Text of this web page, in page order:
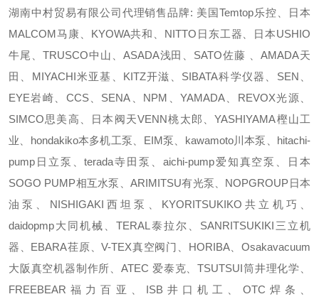
湖南中村贸易有限公司代理销售品牌: 美国Temtop乐控、日本
MALCOM马康、KYOWA共和、NITTO日东工器、日本USHIO
牛尾、TRUSCO中山、ASADA浅田、SATO佐藤 、AMADA天
田、MIYACHI米亚基、KITZ开滋、SIBATA科学仪器、SEN、
EYE岩崎、CCS、SENA、NPM、YAMADA、REVOX光源、
SIMCO思美高、日本阀天VENN桃太郎、YASHIYAMA樫山工
业、hondakiko本多机工泵、EIM泵、kawamoto川本泵、hitachi-
pump日立泵、terada寺田泵、aichi-pump爱知真空泵、日本
SOGO PUMP相互水泵、ARIMITSU有光泵、NOPGROUP日本
油泵、NISHIGAKI西坦泵、KYORITSUKIKO共立机巧、
daidopmp大同机械、TERAL泰拉尔、SANRITSUKIKI三立机
器、EBARA荏原、V-TEX真空阀门、HORIBA、Osakavacuum
大阪真空机器制作所、ATEC 爱泰克、TSUTSUI筒井理化学、
FREEBEAR福力百亚、ISB井口机工、OTC焊条、